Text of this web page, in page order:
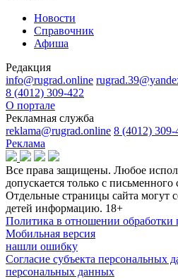
Новости
Справочник
Афиша
Редакция
info@rugrad.online
8 (4012) 309-422
О портале
Рекламная служба
reklama@rugrad.online 8 (4012) 309-
Реклама
Все права защищены. Любое
допускается только с письменного
Отдельные страницы сайта могут
детей информацию. 18+
Политика в отношении обработки
Мобильная версия
нашли ошибку
Согласие субъекта персональных
персональных данных